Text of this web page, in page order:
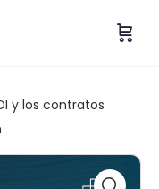
y los contratos